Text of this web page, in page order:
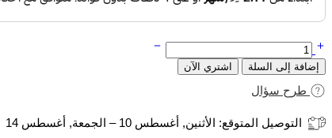
كمية
PERT
PLUS
HENNA
STRONGER
SHAMPOO
400
إضافة إلى السلة اشتري الآن
طرح سؤال
التوصيل المتوقع: الأثنين, أغسطس 10 – الجمعة, أغسطس 14